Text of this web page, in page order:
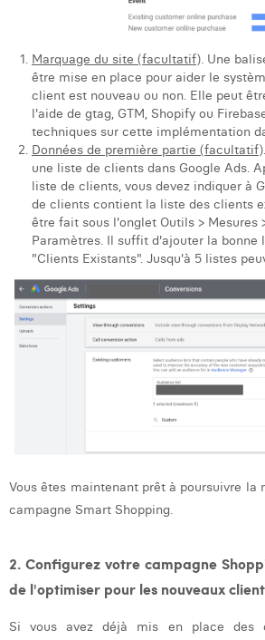
Marquage du site (facultatif). Une
être mise en place pour aider le
client est nouveau ou non. Elle peut
l'aide de gtag, GTM, Shopify ou
techniques sur cette implémentation
Données de première partie (facultatif)
une liste de clients dans Google Ads.
liste de clients, vous devez indiquer à
de clients contient la liste des clients
être fait sous l'onglet Outils > Mesures
Paramètres. Il suffit d'ajouter la bonne
"Clients Existants". Jusqu'à 5 listes
Vous êtes maintenant prêt à poursuivre la
campagne Smart Shopping.
2. Configurez votre campagne
de l'optimiser pour les nouveaux
Si vous avez déjà mis en place des